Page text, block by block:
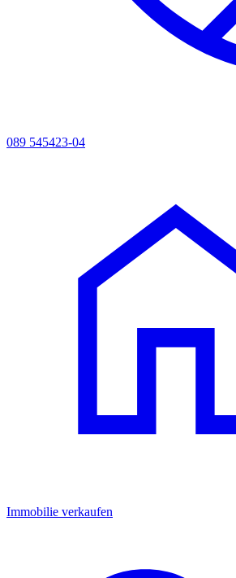
089 545423-04
Immobilie verkaufen